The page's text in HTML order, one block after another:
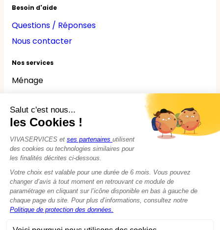
Besoin d'aide
Questions / Réponses
Nous contacter
Nos services
Ménage
Jardinage
Bricolage
Nounou
Seniors
Handicaps
© 2015 - 2026VIVASERVICES
Modifier vos préférences en matière de cookies